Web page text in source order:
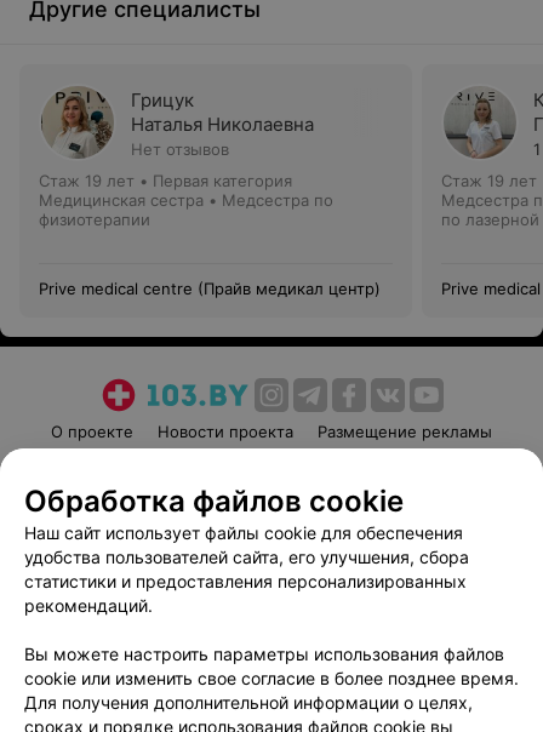
Другие специалисты
Грицук
Наталья Николаевна
Нет отзывов
Стаж 19 лет • Первая категория
Медицинская сестра • Медсестра по
физиотерапии
Prive medical centre (Прайв медикал центр)
Стаж 19 лет
Медсестра
по
Prive
О проекте Новости проекта
Размещение рекламы
Пользовательское соглашение
Способы оплаты
Вакансии
Партнеры
Написать руководителю 103.by
Обработка персональных данных
Обработка файлов cookie
Наш сайт использует файлы cookie для обеспечения
удобства пользователей сайта, его улучшения, сбора
статистики и предоставления персонализированных
рекомендаций.
Вы можете настроить параметры использования файлов
cookie или изменить свое согласие в более позднее время.
Для получения дополнительной информации о целях,
сроках и порядке использования файлов cookie вы